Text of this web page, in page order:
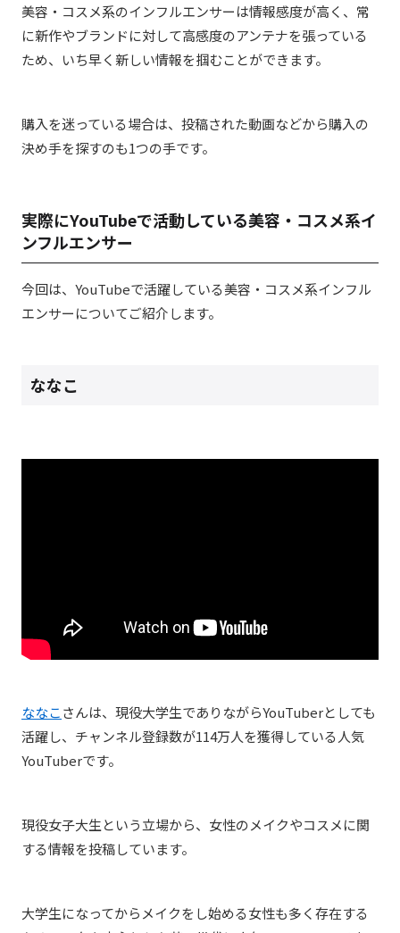
美容・コスメ系のインフルエンサーは情報感度が高く、常
に新作やブランドに対して高感度のアンテナを張っている
ため、いち早く新しい情報を掴むことができます。
購入を迷っている場合は、投稿された動画などから購入の
決め手を探すのも1つの手です。
実際にYouTubeで活動している美容・コスメ系イ
ンフルエンサー
今回は、YouTubeで活躍している美容・コスメ系インフル
エンサーについてご紹介します。
ななこ
ななこさんは、現役大学生でありながらYouTuberとしても
活躍し、チャンネル登録数が114万人を獲得している人気
YouTuberです。
現役女子大生という立場から、女性のメイクやコスメに関
する情報を投稿しています。
大学生になってからメイクをし始める女性も多く存在する